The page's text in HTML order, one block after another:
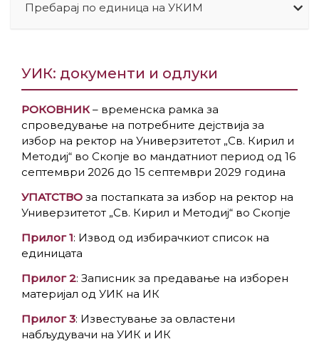
Пребарај по единица на УКИМ
УИК: документи и одлуки
РОКОВНИК– временска рамка за
спроведување на потребните дејствија за
избор на ректор на Универзитетот „Св. Кирил и
Методиј“ во Скопје во мандатниот период од 16
септември 2026 до 15 септември 2029 година
УПАТСТВО за постапката за избор на ректор на
Универзитетот „Св. Кирил и Методиј“ во Скопје
Прилог 1: Извод од избирачкиот список на
единицата
Прилог 2: Записник за предавање на изборен
материјал од УИК на ИК
Прилог 3: Известување за овластени
набљудувачи на УИК и ИК